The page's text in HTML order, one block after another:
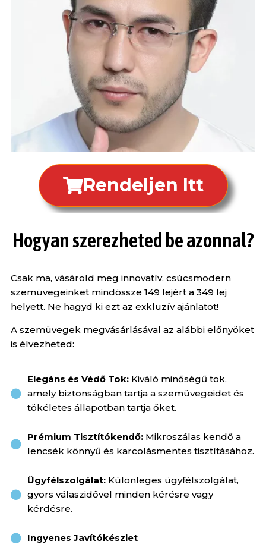
Rendeljen Itt
Hogyan szerezheted be azonnal?
Csak ma, vásárold meg innovatív, csúcsmodern
szemüvegeinket mindössze 149 lejért a 349 lej
helyett. Ne hagyd ki ezt az exkluzív ajánlatot!
A szemüvegek megvásárlásával az alábbi előnyöket
is élvezheted:
Elegáns és Védő Tok:Kiváló minőségű tok,
amely biztonságban tartja a szemüvegeidet és
tökéletes állapotban tartja őket.
Prémium Tisztítókendő:Mikroszálas kendő a
lencsék könnyű és karcolásmentes tisztításához.
Ügyfélszolgálat:Különleges ügyfélszolgálat,
gyors válaszidővel minden kérésre vagy
kérdésre.
Ingyenes Javítókészlet